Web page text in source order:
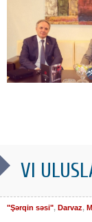
VI
"Şərqin səsi", Darvaz,